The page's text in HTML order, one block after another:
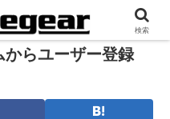
らユーザー登録
検索